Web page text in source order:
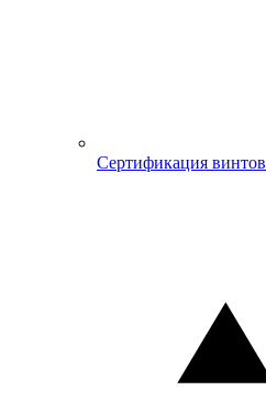
Сертификация винтов